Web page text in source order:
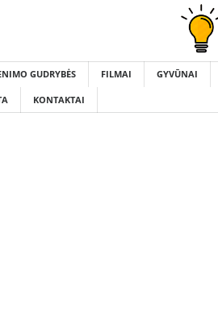
GUDRYBĖS FILMAI GYVŪNAI
KONTAKTAI